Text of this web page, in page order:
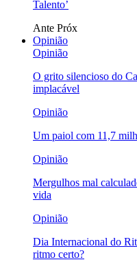
Talento’
Ante Próx
Opinião
Opinião
O grito silencioso do
implacável
Opinião
Um paiol com 11,7
Opinião
Mergulhos mal
vida
Opinião
Dia Internacional do
ritmo certo?